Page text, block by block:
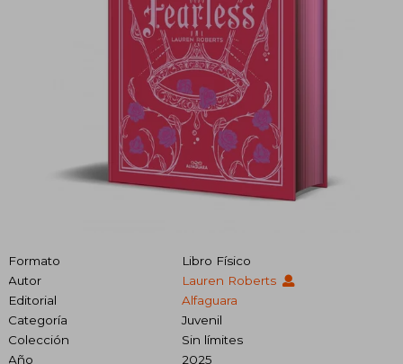
Formato
Libro Físico
Autor
Lauren Roberts
Editorial
Alfaguara
Categoría
Juvenil
Colección
Sin límites
Año
2025